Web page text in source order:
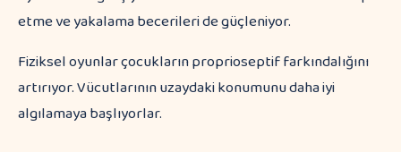
etme ve yakalama becerileri de güçleniyor.
Fiziksel oyunlar çocukların proprioseptif farkındalığını
artırıyor. Vücutlarının uzaydaki konumunu daha iyi
algılamaya başlıyorlar.